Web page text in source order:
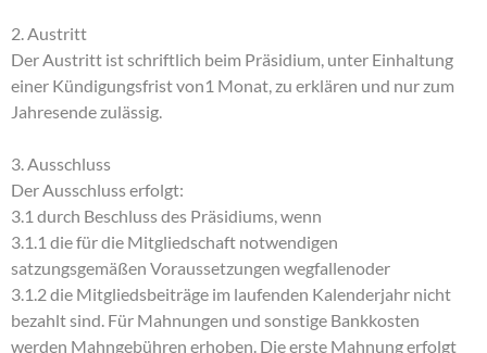
2. Austritt
Der Austritt ist schriftlich beim Präsidium, unter Einhaltung
einer Kündigungsfrist von1 Monat, zu erklären und nur zum
Jahresende zulässig.
3. Ausschluss
Der Ausschluss erfolgt:
3.1 durch Beschluss des Präsidiums, wenn
3.1.1 die für die Mitgliedschaft notwendigen
satzungsgemäßen Voraussetzungen wegfallenoder
3.1.2 die Mitgliedsbeiträge im laufenden Kalenderjahr nicht
bezahlt sind. Für Mahnungen und sonstige Bankkosten
werden Mahngebühren erhoben. Die erste Mahnung erfolgt